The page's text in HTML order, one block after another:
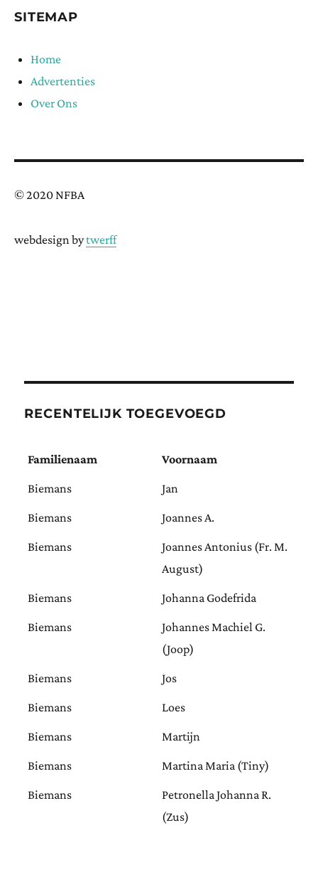
SITEMAP
Home
Advertenties
Over Ons
© 2020 NFBA
webdesign bytwerff
RECENTELIJK TOEGEVOEGD
Familienaam Voornaam
Biemans Jan
Biemans Joannes A.
Biemans
Joannes Antonius (Fr. M.
August)
Biemans Johanna Godefrida
Biemans
Johannes Machiel G.
(Joop)
Biemans Jos
Biemans Loes
Biemans Martijn
Biemans Martina Maria (Tiny)
Biemans
Petronella Johanna R.
(Zus)